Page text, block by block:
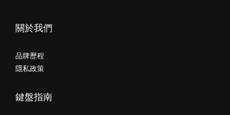
關於我們
品牌歷程
隱私政策
鍵盤指南